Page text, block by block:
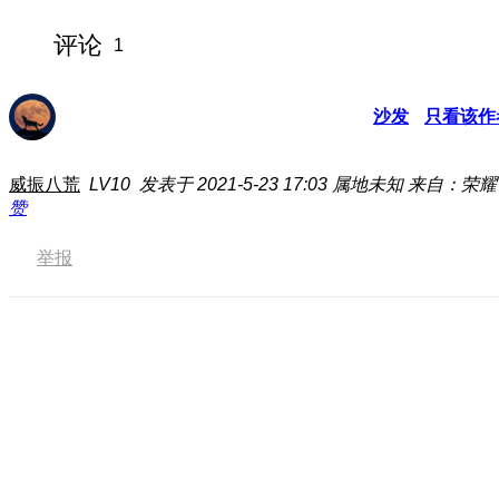
评论 1
沙发 只看该
威振八荒 LV10 发表于 2021-5-23 17:03 属地未知 来自：荣
赞
举报